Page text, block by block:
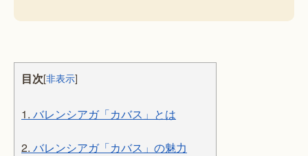
目次[非表示]
1. バレンシアガ「カバス」とは
2. バレンシアガ「カバス」の魅力